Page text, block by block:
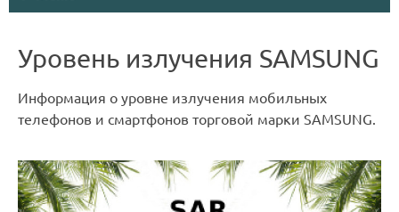
Уровень излучения SAMSUNG
Информация о уровне излучения мобильных
телефонов и смартфонов торговой марки SAMSUNG.